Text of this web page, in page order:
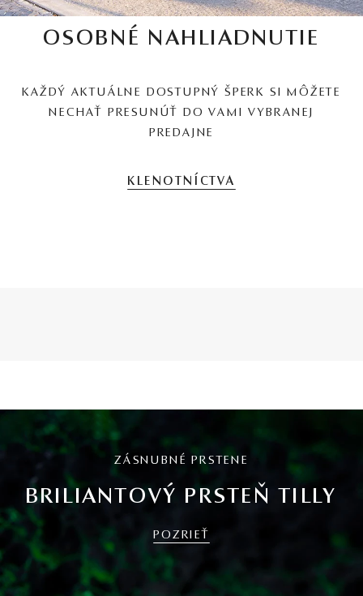
OSOBNÉ NAHLIADNUTIE
KAŽDÝ AKTUÁLNE DOSTUPNÝ ŠPERK SI MÔŽETE
NECHAŤ PRESUNÚŤ DO VAMI VYBRANEJ
PREDAJNE
KLENOTNÍCTVA
ZÁSNUBNÉ PRSTENE
BRILIANTOVÝ PRSTEŇ TILLY
POZRIEŤ